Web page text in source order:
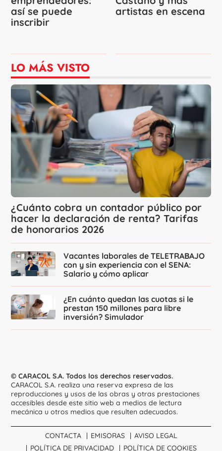
así se puede
inscribir
artistas en escena
LO MÁS VISTO
¿Cuánto cobra un contador público por
hacer la declaración de renta? Tarifas
de honorarios 2026
Vacantes laborales de TELETRABAJO
con y sin experiencia con el SENA:
Salario y cómo aplicar
¿En cuánto quedan las cuotas si le
prestan 150 millones para libre
inversión? Simulador
© CARACOL S.A. Todos los derechos reservados.
CARACOL S.A. realiza una reserva expresa de las
reproducciones y usos de las obras y otras prestaciones
accesibles desde este sitio web a medios de lectura
mecánica u otros medios que resulten adecuados.
CONTACTA EMISORAS
AVISO LEGAL
POLÍTICA DE PRIVACIDAD
POLÍTICA DE COOKIES